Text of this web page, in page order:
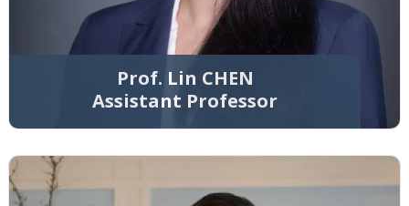
Prof. Lin CHEN
Assistant Professor